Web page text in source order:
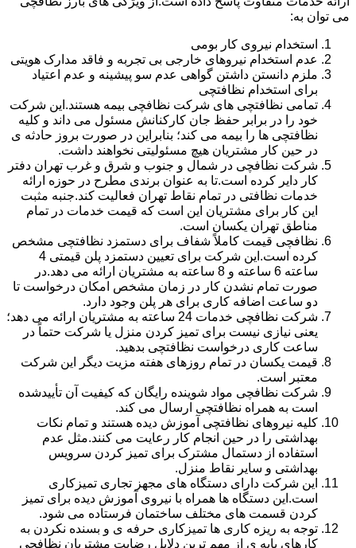
می توان به:
استخدام نیروی کار بومی
عدم استخدام نیروهای خارجی بی تجربه و فاقد مدارک هویتی
ملزم دانستن داشتن گواهی عدم سو پیشینه و عدم اعتیاد
برای استخدام نظافتچی
تمامی نظافتچی های شرکت نظافچی بیمه هستند.این شرکت
خود را در برابر حفظ جان کارکنانش مسئول می داند و کلیه
نظافتچی ها را بیمه می کند؛ بنابراین در صورت بروز حادثه ی
در حین کار مشتریان هیچ مسئولیتی نخواهند داشت.
شرکت نظافچی در شمال و جنوب و شرق و غرب تهران دفتر
کار دایر کرده است.تا به عنوان برندی مطرح در حوزه ارائه
خدمات نظافتی در تمام نقاط تهران فعالیت کند.جنبه مثبت
این کار برای مشتریان این است که قیمت خدمات در تمام
مناطق تهران یکسان است.
نظافچی قیمت کاملاً شفاف برای دستمزد نظافتچی مشخص
کرده است.این شرکت برای تعیین دستمزد پلن قیمتی 4
ساعته 6 ساعته و 8 ساعته به مشتریان ارائه می دهد.در
صورت تمام نشدن کار در زمان مشخص امکان درخواست تا
دو ساعت اضافه کاری برای هر پلن وجود دارد.
شرکت نظافچی خدمات 24 ساعته به مشتریان ارائه می دهد؛
یعنی نیازی نیست برای تمیز کردن منزل یا شرکت حتماً در
ساعت کاری درخواست نظافتچی بدهید.
قیمت یکسان در تمام روزهای هفته مزیت دیگر این شرکت
معتبر است.
شرکت نظافچی مواد شوینده رایگان که کیفیت آن تأییدشده
است به همراه نظافتچی ارسال می کند.
کلیه نیروهای نظافتچی آموزش دیده هستند و تمام نکات
بهداشتی را در حین انجام کار رعایت می کنند.مثل عدم
استفاده از دستمال مشترک برای تمیز کردن سرویس
بهداشتی و سایر نقاط منزل.
این شرکت دارای دستگاه های مجهز تجاری تمیزکاری
است.این دستگاه ها همراه با نیروی آموزش دیده برای تمیز
کردن قسمت های مختلف ساختمان فرستاده می شود.
توجه به ریزه کاری ها تمیزکاری حرفه ی و بسنده نکردن به
کارهای پایه ی از مهم ترین دلایل رضایت مشتریان نظافچی